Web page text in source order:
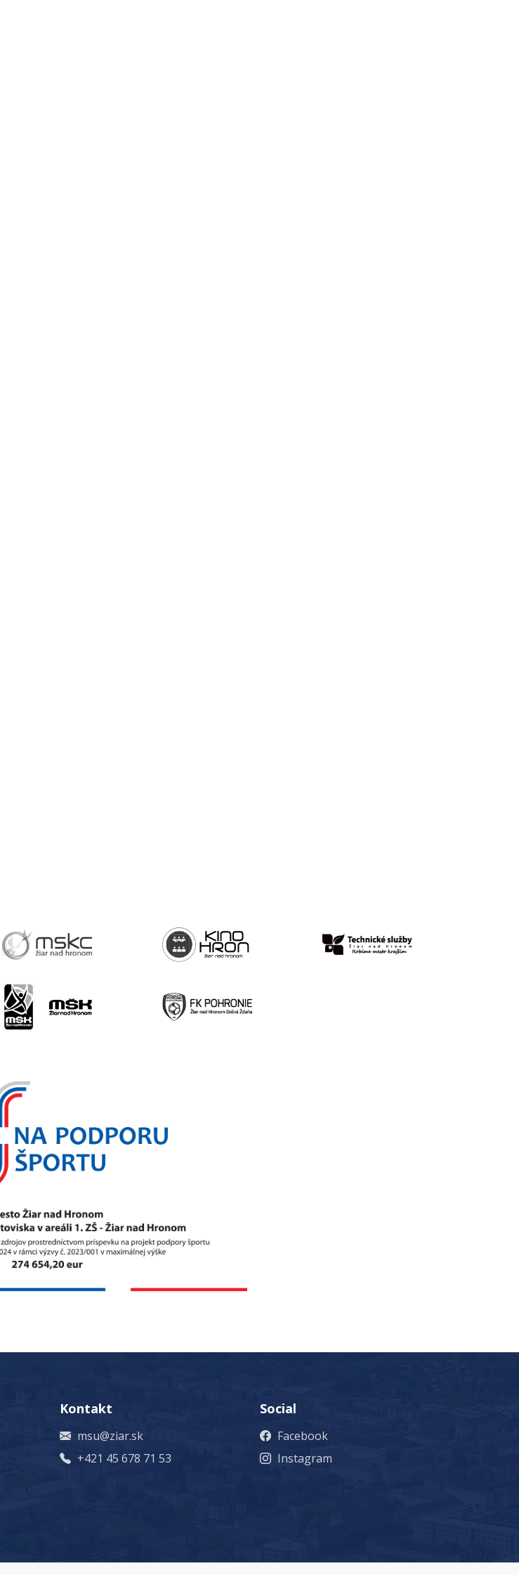
Kontakt
msu@ziar.sk
+421 45 678 71 53
Social
Facebook
Instagram